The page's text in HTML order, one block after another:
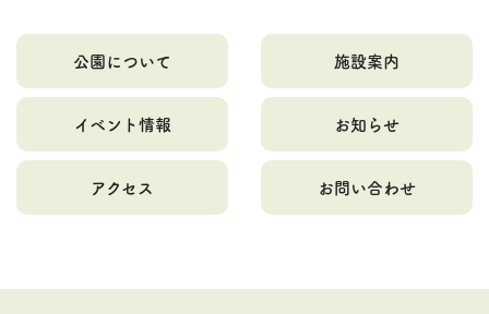
公園について 施設案内
イベント情報 お知らせ
アクセス お問い合わせ